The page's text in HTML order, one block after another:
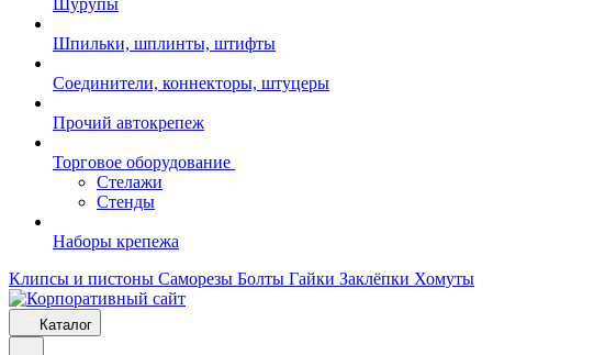
Шурупы
Шпильки, шплинты, штифты
Соединители, коннекторы, штуцеры
Прочий автокрепеж
Торговое оборудование
Стелажи
Стенды
Наборы крепежа
Клипсы и пистоны Саморезы Болты Гайки Заклёпки Хомуты
Каталог